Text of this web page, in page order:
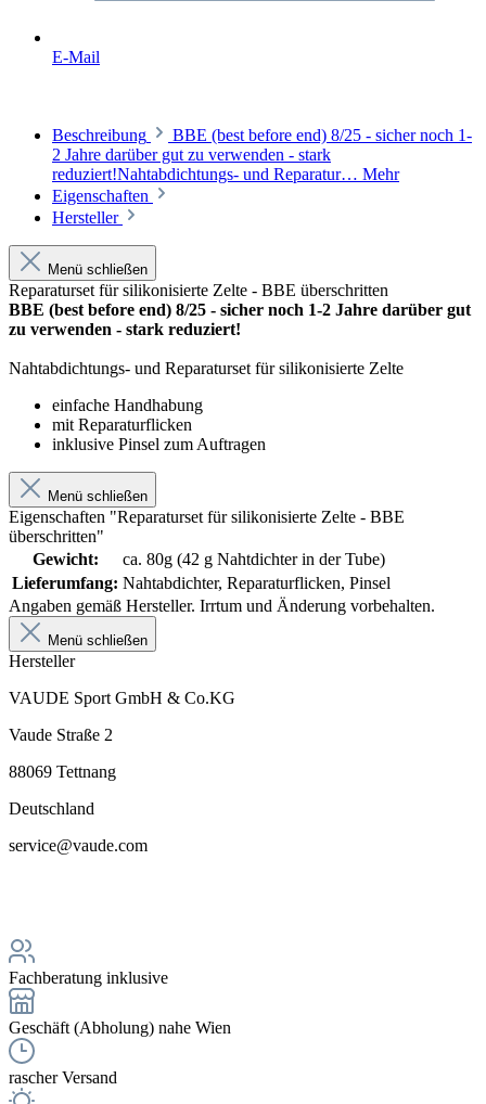
E-Mail
Beschreibung
BBE (best before end) 8/25 - sicher noch 1-
2 Jahre darüber gut zu verwenden - stark
reduziert!Nahtabdichtungs- und Reparatur… Mehr
Eigenschaften
Hersteller
Menü schließen
Reparaturset für silikonisierte Zelte - BBE überschritten
BBE (best before end) 8/25 - sicher noch 1-2 Jahre darüber gut
zu verwenden - stark reduziert!
Nahtabdichtungs- und Reparaturset für silikonisierte Zelte
einfache Handhabung
mit Reparaturflicken
inklusive Pinsel zum Auftragen
Menü schließen
Eigenschaften "Reparaturset für silikonisierte Zelte - BBE
überschritten"
Gewicht:
ca. 80g (42 g Nahtdichter in der Tube)
Lieferumfang: Nahtabdichter, Reparaturflicken, Pinsel
Angaben gemäß Hersteller. Irrtum und Änderung vorbehalten.
Menü schließen
Hersteller
VAUDE Sport GmbH & Co.KG
Vaude Straße 2
88069 Tettnang
Deutschland
service@vaude.com
Fachberatung inklusive
Geschäft (Abholung) nahe Wien
rascher Versand